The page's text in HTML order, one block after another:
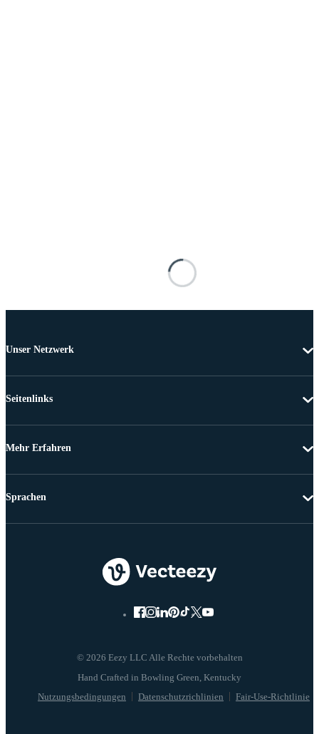
Unser Netzwerk
Seitenlinks
Mehr Erfahren
© 2026 Eezy LLC Alle Rechte vorbehalten
Nutzungsbedingungen Datenschutzrichlinien Fair-Use-Richtlinie
Sprachen